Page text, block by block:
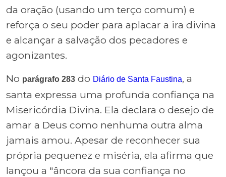
da oração (usando um terço comum) e
reforça o seu poder para aplacar a ira divina
e alcançar a salvação dos pecadores e
agonizantes.
No parágrafo 283 do Diário de Santa Faustina, a
santa expressa uma profunda confiança na
Misericórdia Divina. Ela declara o desejo de
amar a Deus como nenhuma outra alma
jamais amou. Apesar de reconhecer sua
própria pequenez e miséria, ela afirma que
lançou a "âncora da sua confiança no